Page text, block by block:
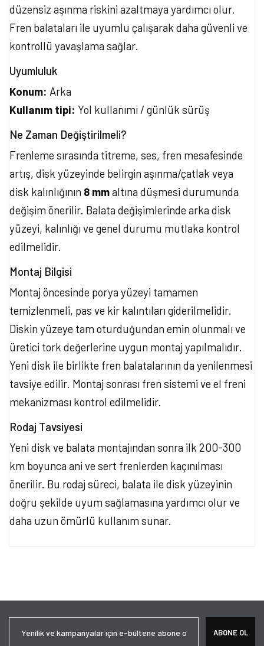
düzensiz aşınma riskini azaltmaya yardımcı olur.
Fren balataları ile uyumlu çalışarak daha güvenli ve
kontrollü yavaşlama sağlar.
Uyumluluk
Konum: Arka
Kullanım tipi: Yol kullanımı / günlük sürüş
Ne Zaman Değiştirilmeli?
Frenleme sırasında titreme, ses, fren mesafesinde
artış, disk yüzeyinde belirgin aşınma/çatlak veya
disk kalınlığının 8 mmaltına düşmesi durumunda
değişim önerilir. Balata değişimlerinde arka disk
yüzeyi, kalınlığı ve genel durumu mutlaka kontrol
edilmelidir.
Montaj Bilgisi
Montaj öncesinde porya yüzeyi tamamen
temizlenmeli, pas ve kir kalıntıları giderilmelidir.
Diskin yüzeye tam oturduğundan emin olunmalı ve
üretici tork değerlerine uygun montaj yapılmalıdır.
Yeni disk ile birlikte fren balatalarının da yenilenmesi
tavsiye edilir. Montaj sonrası fren sistemi ve el freni
mekanizması kontrol edilmelidir.
Rodaj Tavsiyesi
Yeni disk ve balata montajından sonra ilk 200-300
km boyunca ani ve sert frenlerden kaçınılması
önerilir. Bu rodaj süreci, balata ile disk yüzeyinin
doğru şekilde uyum sağlamasına yardımcı olur ve
daha uzun ömürlü kullanım sunar.
Ürün açıklamasında eksik bilgiler bulunuyor.
ABONE OL